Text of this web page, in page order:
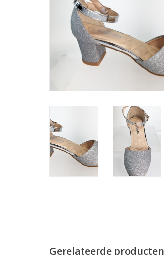
Gerelateerde producten